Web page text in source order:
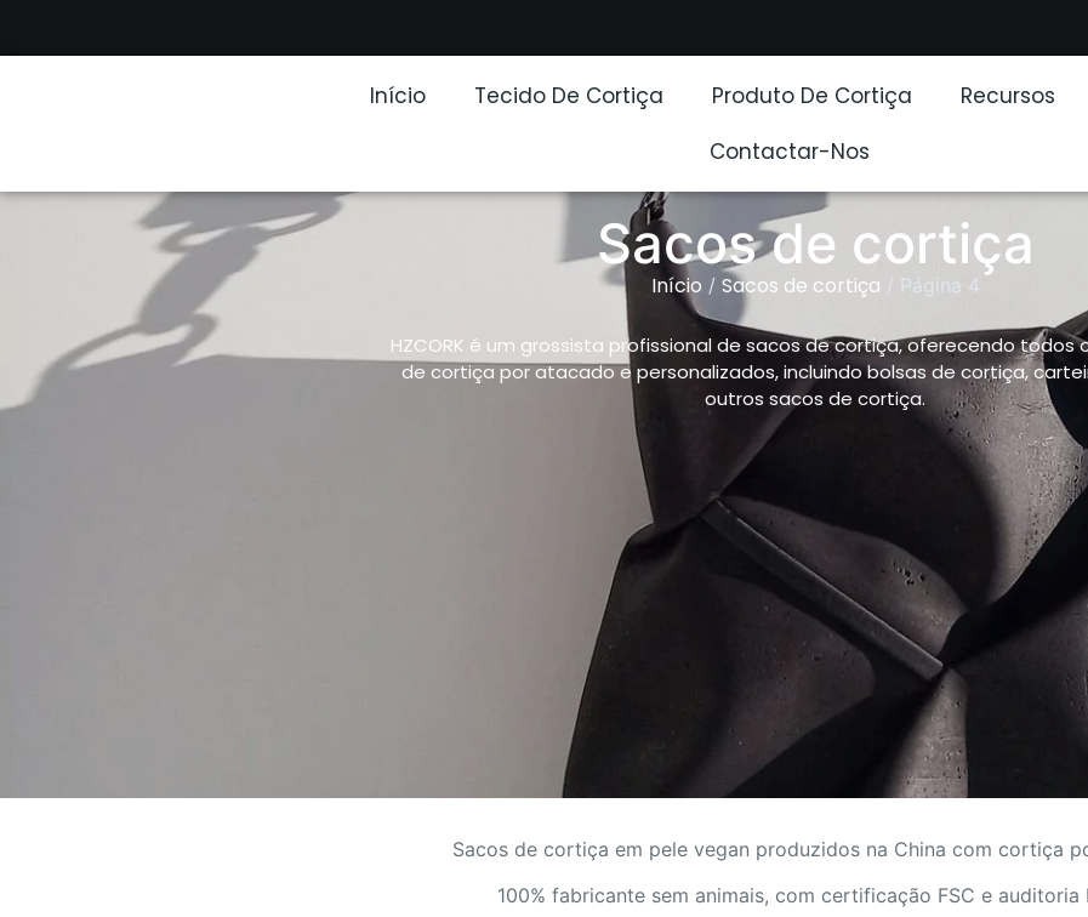
Início Tecido De Cortiça Produto De Cortiça Recursos
Contactar-Nos
Sacos de cortiça
Início / Sacos de cortiça / Página 4
HZCORK é um grossista profissional de sacos de cortiça, oferecendo todos
de cortiça por atacado e personalizados, incluindo bolsas de cortiça,
outros sacos de cortiça.
Sacos de cortiça em pele vegan produzidos na China com cortiça
100% fabricante sem animais, com certificação FSC e auditoria